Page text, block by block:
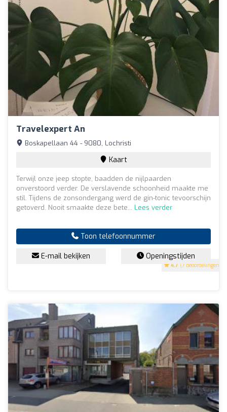
Travelexpert An
4.7 (7 beoordelingen)
Boskapellaan 44 - 9080, Lochristi
Kaart
Terwijl onze jeep stopte, baadden de nijlpaarden
onverstoord verder. De verslavende schoonheid maakte me
stil. Tijdens de zonsondergang werd de gin-tonic tevoorschijn
getoverd. Nooit smaakte deze bete... Lees verder
Toon telefoonnummer
E-mail bekijken Openingstijden